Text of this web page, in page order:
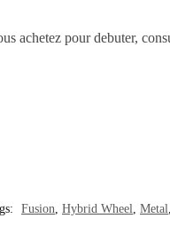
achetez pour debuter,
Fusion, Hybrid Wheel, Metal,